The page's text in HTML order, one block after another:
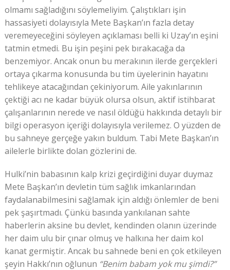
olmamı sağladığını söylemeliyim. Çalıştıkları işin
hassasiyeti dolayısıyla Mete Başkan’ın fazla detay
veremeyeceğini söyleyen açıklaması belli ki Uzay’ın eşini
tatmin etmedi. Bu işin peşini pek bırakacağa da
benzemiyor. Ancak onun bu merakının ilerde gerçekleri
ortaya çıkarma konusunda bu tim üyelerinin hayatını
tehlikeye atacağından çekiniyorum. Aile yakınlarının
çektiği acı ne kadar büyük olursa olsun, aktif istihbarat
çalışanlarının nerede ve nasıl öldüğü hakkında detaylı bir
bilgi operasyon içeriği dolayısıyla verilemez. O yüzden de
bu sahneye gerçeğe yakın buldum. Tabi Mete Başkan’ın
ailelerle birlikte dolan gözlerini de.
Hulki’nin babasının kalp krizi geçirdiğini duyar duymaz
Mete Başkan’ın devletin tüm sağlık imkanlarından
faydalanabilmesini sağlamak için aldığı önlemler de beni
pek şaşırtmadı. Çünkü basında yankılanan sahte
haberlerin aksine bu devlet, kendinden olanın üzerinde
her daim ulu bir çınar olmuş ve halkına her daim kol
kanat germiştir. Ancak bu sahnede beni en çok etkileyen
şeyin Hakkı’nın oğlunun “Benim babam yok mu şimdi?”